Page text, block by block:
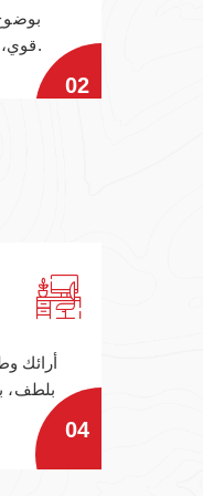
02
قوي، مجربة ومضمونة لتلبية احتياجات الترفيه.
04
أرائك
بلطف،